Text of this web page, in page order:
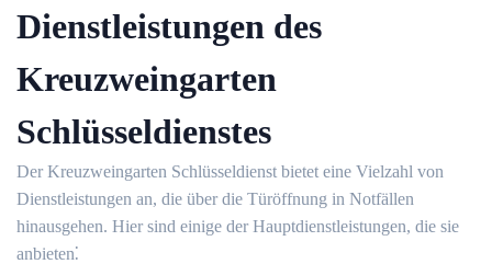
Dienstleistungen des
Kreuzweingarten
Schlüsseldienstes
Der Kreuzweingarten Schlüsseldienst bietet eine Vielzahl von
Dienstleistungen an, die über die Türöffnung in Notfällen
hinausgehen.​ Hier sind einige der Hauptdienstleistungen, die sie
anbieten⁚